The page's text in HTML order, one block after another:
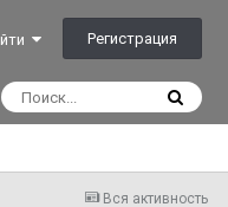
Регистрация
Вся активность